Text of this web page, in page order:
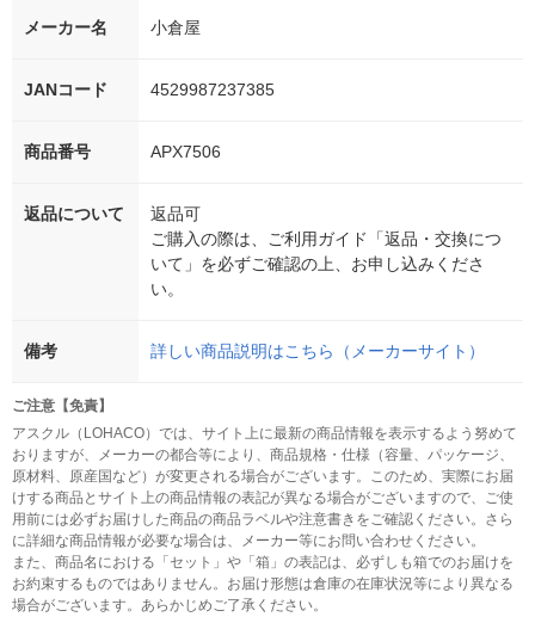
メーカー名 小倉屋
JANコード 4529987237385
商品番号 APX7506
返品について
返品可
ご購入の際は、ご利用ガイド「返品・交換につ
いて」を必ずご確認の上、お申し込みくださ
い。
備考 詳しい商品説明はこちら（メーカーサイト）
ご注意【免責】
アスクル（LOHACO）では、サイト上に最新の商品情報を表示するよう努めて
おりますが、メーカーの都合等により、商品規格・仕様（容量、パッケージ、
原材料、原産国など）が変更される場合がございます。このため、実際にお届
けする商品とサイト上の商品情報の表記が異なる場合がございますので、ご使
用前には必ずお届けした商品の商品ラベルや注意書きをご確認ください。さら
に詳細な商品情報が必要な場合は、メーカー等にお問い合わせください。
また、商品名における「セット」や「箱」の表記は、必ずしも箱でのお届けを
お約束するものではありません。お届け形態は倉庫の在庫状況等により異なる
場合がございます。あらかじめご了承ください。